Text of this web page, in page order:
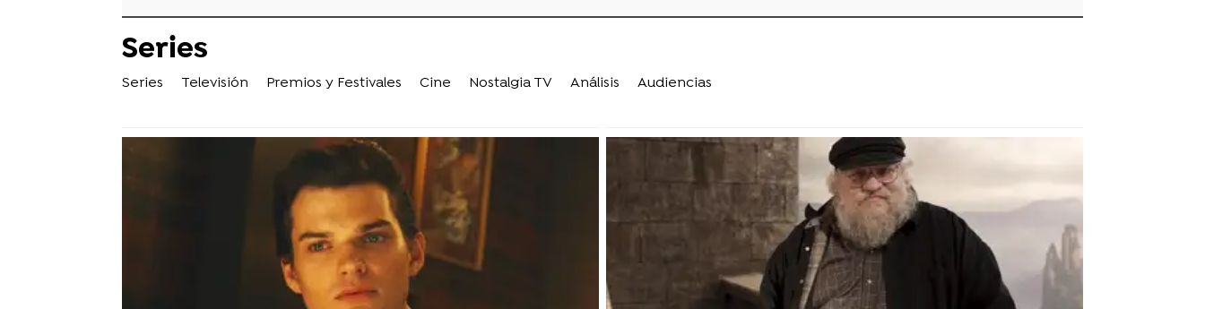
Series
Series Televisión Premios y Festivales Cine Nostalgia TV Análisis Audiencias